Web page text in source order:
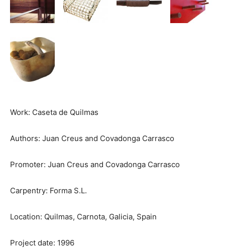
Work: Caseta de Quilmas
Authors: Juan Creus and Covadonga Carrasco
Promoter: Juan Creus and Covadonga Carrasco
Carpentry: Forma S.L.
Location: Quilmas, Carnota, Galicia, Spain
Project date: 1996